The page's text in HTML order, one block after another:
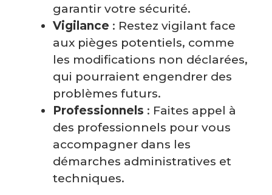
garantir votre sécurité.
Vigilance : Restez vigilant face
aux pièges potentiels, comme
les modifications non déclarées,
qui pourraient engendrer des
problèmes futurs.
Professionnels : Faites appel à
des professionnels pour vous
accompagner dans les
démarches administratives et
techniques.